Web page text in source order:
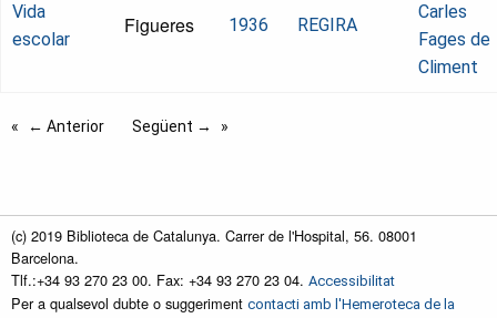
Vida
escolar
Figueres 1936 REGIRA
Carles
Fages de
Climent
← Anterior Següent →
(c) 2019 Biblioteca de Catalunya. Carrer de l'Hospital, 56. 08001
Barcelona.
Tlf.:+34 93 270 23 00. Fax: +34 93 270 23 04. Accessibilitat
Per a qualsevol dubte o suggeriment contacti amb l'Hemeroteca de la